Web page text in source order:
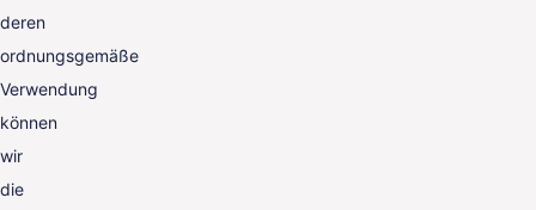
deren
ordnungsgemäße
Verwendung
können
wir
die